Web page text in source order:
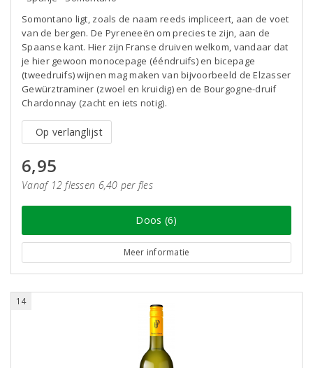
Somontano ligt, zoals de naam reeds impliceert, aan de voet
van de bergen. De Pyreneeën om precies te zijn, aan de
Spaanse kant. Hier zijn Franse druiven welkom, vandaar dat
je hier gewoon monocepage (ééndruifs) en bicepage
(tweedruifs) wijnen mag maken van bijvoorbeeld de Elzasser
Gewürztraminer (zwoel en kruidig) en de Bourgogne-druif
Chardonnay (zacht en iets notig).
Op verlanglijst
6,95
Vanaf 12 flessen 6,40 per fles
Doos (6)
Meer informatie
14